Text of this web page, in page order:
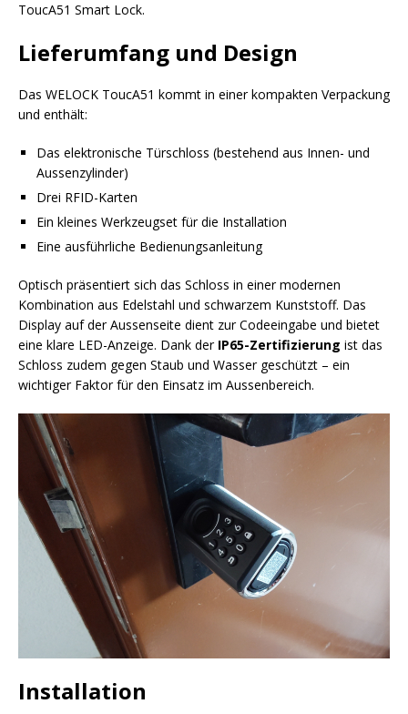
ToucA51 Smart Lock.
Lieferumfang und Design
Das WELOCK ToucA51 kommt in einer kompakten Verpackung
und enthält:
Das elektronische Türschloss (bestehend aus Innen- und
Aussenzylinder)
Drei RFID-Karten
Ein kleines Werkzeugset für die Installation
Eine ausführliche Bedienungsanleitung
Optisch präsentiert sich das Schloss in einer modernen
Kombination aus Edelstahl und schwarzem Kunststoff. Das
Display auf der Aussenseite dient zur Codeeingabe und bietet
eine klare LED-Anzeige. Dank der IP65-Zertifizierung ist das
Schloss zudem gegen Staub und Wasser geschützt – ein
wichtiger Faktor für den Einsatz im Aussenbereich.
Installation